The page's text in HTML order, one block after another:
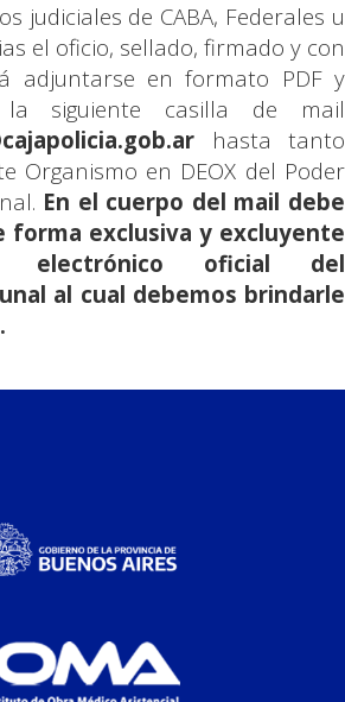
judiciales de CABA, Federales u
el oficio, sellado, firmado y con
adjuntarse en formato PDF y
siguiente casilla de mail
hasta tanto
Organismo en DEOX del Poder
En el cuerpo del mail debe
forma exclusiva y excluyente
electrónico oficial del
al cual debemos brindarle